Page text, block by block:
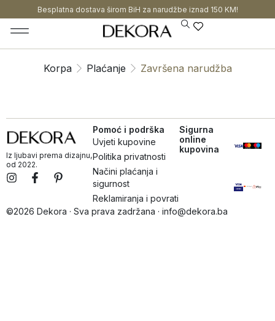
Besplatna dostava širom BiH za narudžbe iznad 150 KM!
Korpa Plaćanje Završena narudžba
Iz ljubavi prema dizajnu,
od 2022.
Pomoć i podrška
Uvjeti kupovine
Politika privatnosti
Načini plaćanja i
sigurnost
Reklamiranja i povrati
Sigurna
online
kupovina
©2026 Dekora · Sva prava zadržana · info@dekora.ba